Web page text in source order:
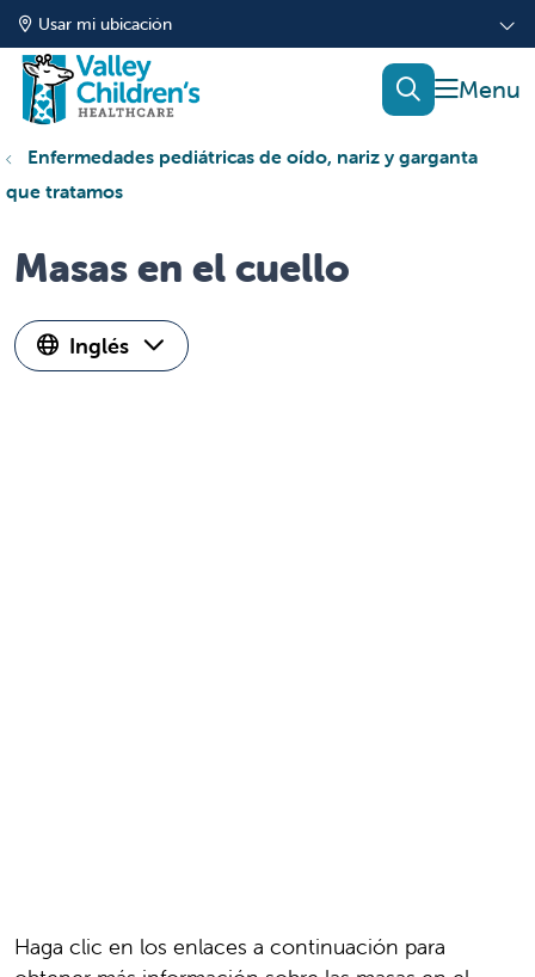
Usar mi ubicación
mostrar
buscar
Enfermedades pediátricas de oído, nariz y garganta
que tratamos
Masas en el cuello
Inglés
Haga clic en los enlaces a continuación para